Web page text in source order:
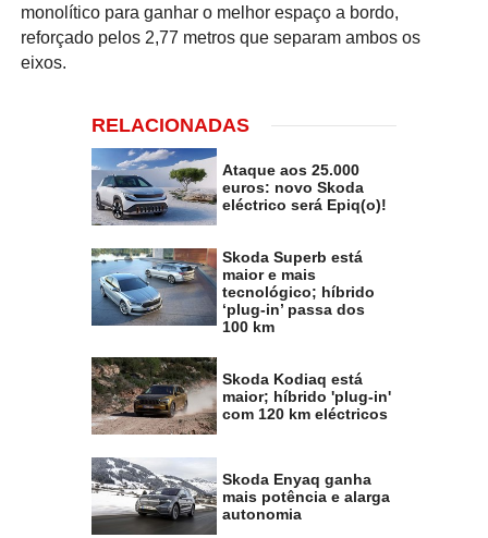
monolítico para ganhar o melhor espaço a bordo,
reforçado pelos 2,77 metros que separam ambos os
eixos.
RELACIONADAS
Ataque aos 25.000
euros: novo Skoda
eléctrico será Epiq(o)!
Skoda Superb está
maior e mais
tecnológico; híbrido
‘plug-in’ passa dos
100 km
Skoda Kodiaq está
maior; híbrido 'plug-in'
com 120 km eléctricos
Skoda Enyaq ganha
mais potência e alarga
autonomia